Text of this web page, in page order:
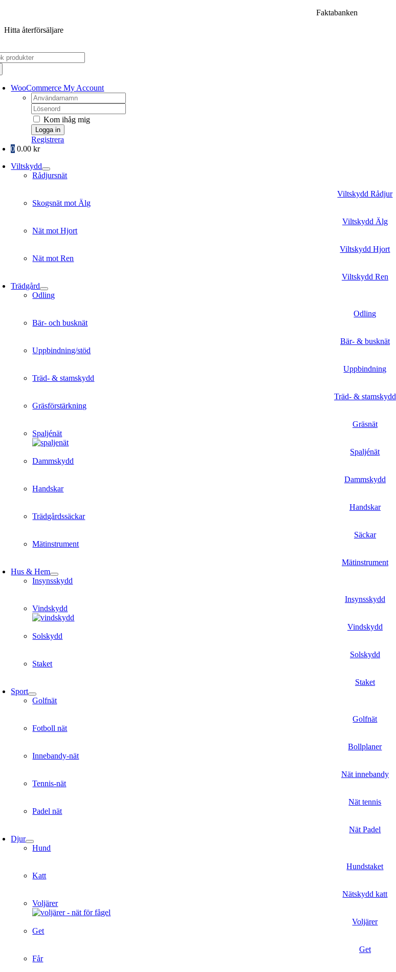
innehållet
Faktabanken
Hitta återförsäljare
WooCommerce My Account
Username:
Password:
Kom ihåg mig
Registrera
0 0.00kr
Viltskydd
Rådjursnät
Viltskydd Rådjur
Skogsnät mot Älg
Viltskydd Älg
Nät mot Hjort
Viltskydd Hjort
Nät mot Ren
Viltskydd Ren
Trädgård
Odling
Odling
Bär- och busknät
Bär- & busknät
Uppbindning/stöd
Uppbindning
Träd- & stamskydd
Träd- & stamskydd
Gräsförstärkning
Gräsnät
Spaljénät
Spaljénät
Dammskydd
Dammskydd
Handskar
Handskar
Trädgårdssäckar
Säckar
Mätinstrument
Mätinstrument
Hus & Hem
Insynsskydd
Insynsskydd
Vindskydd
Vindskydd
Solskydd
Solskydd
Staket
Staket
Sport
Golfnät
Golfnät
Fotboll nät
Bollplaner
Innebandy-nät
Nät innebandy
Tennis-nät
Nät tennis
Padel nät
Nät Padel
Djur
Hund
Hundstaket
Katt
Nätskydd katt
Voljärer
Voljärer
Get
Get
Får